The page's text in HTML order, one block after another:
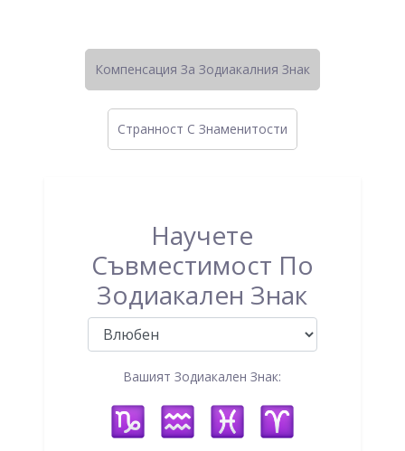
Компенсация За Зодиакалния Знак
Странност C Знаменитости
Научете
Съвместимост По
Зодиакален Знак
Вашият Зодиакален Знак: